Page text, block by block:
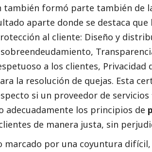
también formó parte también de
aparte donde se destaca
al cliente: Diseño y
a los clientes, Privacidad
la resolución de quejas. Esta
si un proveedor de
adecuadamente los principios de
de manera justa, sin
marcado por una coyuntura